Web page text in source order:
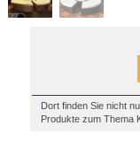
Dort finden Sie nicht
Produkte zum Thema